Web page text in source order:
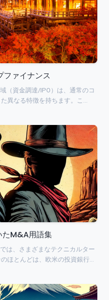
ファイナンス
（資金調達/IPO）は、通常のコ
異なる特徴を持ちます。こ…
たM&A用語集
は、さまざまなテクニカルター
ほとんどは、欧米の投資銀行…